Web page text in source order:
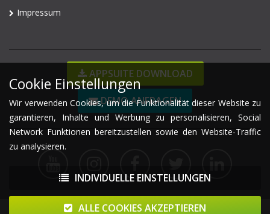
Impressum
APPSUITE DOWNLOAD
DEMO ANFRAGEN
Cookie Einstellungen
Wir verwenden Cookies, um die Funktionalität dieser Website zu
garantieren, Inhalte und Werbung zu personalisieren, Social
Network Funktionen bereitzustellen sowie den Website-Traffic
zu analysieren.
INDIVIDUELLE EINSTELLUNGEN
ALLE COOKIES AKZEPTIEREN